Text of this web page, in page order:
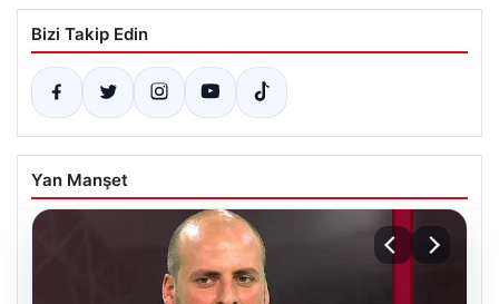
Bizi Takip Edin
Yan Manşet